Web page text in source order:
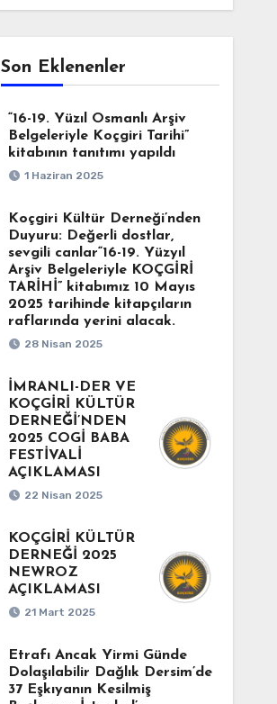
Son Eklenenler
“16-19. Yüzıl Osmanlı Arşiv
Belgeleriyle Koçgiri Tarihi”
kitabının tanıtımı yapıldı
1 Haziran 2025
Koçgiri Kültür Derneği’nden
Duyuru: Değerli dostlar,
sevgili canlar“16-19. Yüzyıl
Arşiv Belgeleriyle KOÇGİRİ
TARİHİ” kitabımız 10 Mayıs
2025 tarihinde kitapçıların
raflarında yerini alacak.
28 Nisan 2025
İMRANLI-DER VE
KOÇGİRİ KÜLTÜR
DERNEĞİ’NDEN
2025 COGİ BABA
FESTİVALİ
AÇIKLAMASI
22 Nisan 2025
KOÇGİRİ KÜLTÜR
DERNEĞİ 2025
NEWROZ
AÇIKLAMASI
21 Mart 2025
Etrafı Ancak Yirmi Günde
Dolaşılabilir Dağlık Dersim’de
37 Eşkıyanın Kesilmiş